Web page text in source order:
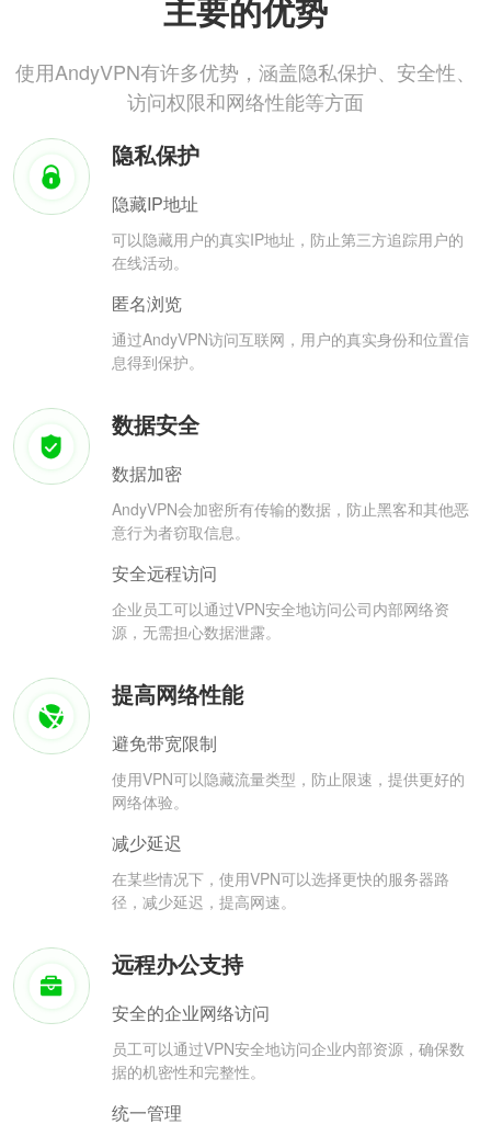
主要的优势
使用AndyVPN有许多优势，涵盖隐私保护、安全性、
访问权限和网络性能等方面
隐私保护
隐藏IP地址
可以隐藏用户的真实IP地址，防止第三方追踪用户的
在线活动。
匿名浏览
通过AndyVPN访问互联网，用户的真实身份和位置信
息得到保护。
数据安全
数据加密
AndyVPN会加密所有传输的数据，防止黑客和其他恶
意行为者窃取信息。
安全远程访问
企业员工可以通过VPN安全地访问公司内部网络资
源，无需担心数据泄露。
提高网络性能
避免带宽限制
使用VPN可以隐藏流量类型，防止限速，提供更好的
网络体验。
减少延迟
在某些情况下，使用VPN可以选择更快的服务器路
径，减少延迟，提高网速。
远程办公支持
安全的企业网络访问
员工可以通过VPN安全地访问企业内部资源，确保数
据的机密性和完整性。
统一管理